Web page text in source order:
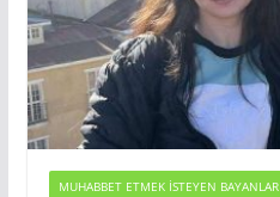
MUHABBET ETMEK İSTEYEN BAYANLAR